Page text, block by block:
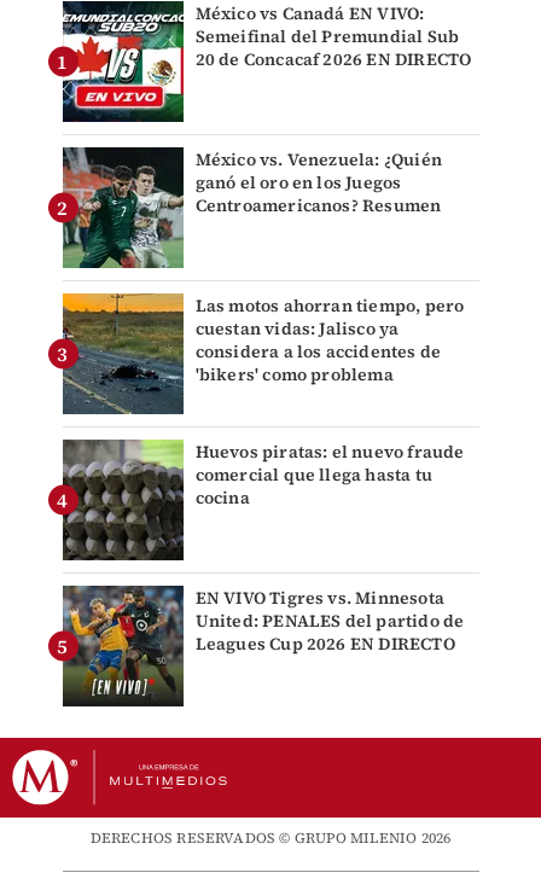
México vs Canadá EN VIVO:
Semeifinal del Premundial Sub
20 de Concacaf 2026 EN DIRECTO
México vs. Venezuela: ¿Quién
ganó el oro en los Juegos
Centroamericanos? Resumen
Las motos ahorran tiempo, pero
cuestan vidas: Jalisco ya
considera a los accidentes de
'bikers' como problema
Huevos piratas: el nuevo fraude
comercial que llega hasta tu
cocina
EN VIVO Tigres vs. Minnesota
United: PENALES del partido de
Leagues Cup 2026 EN DIRECTO
DERECHOS RESERVADOS © GRUPO MILENIO 2026